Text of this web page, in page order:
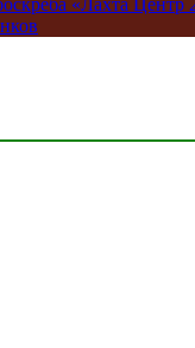
«Лахта Центр